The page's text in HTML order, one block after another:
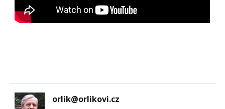
orlik@orlikovi.cz